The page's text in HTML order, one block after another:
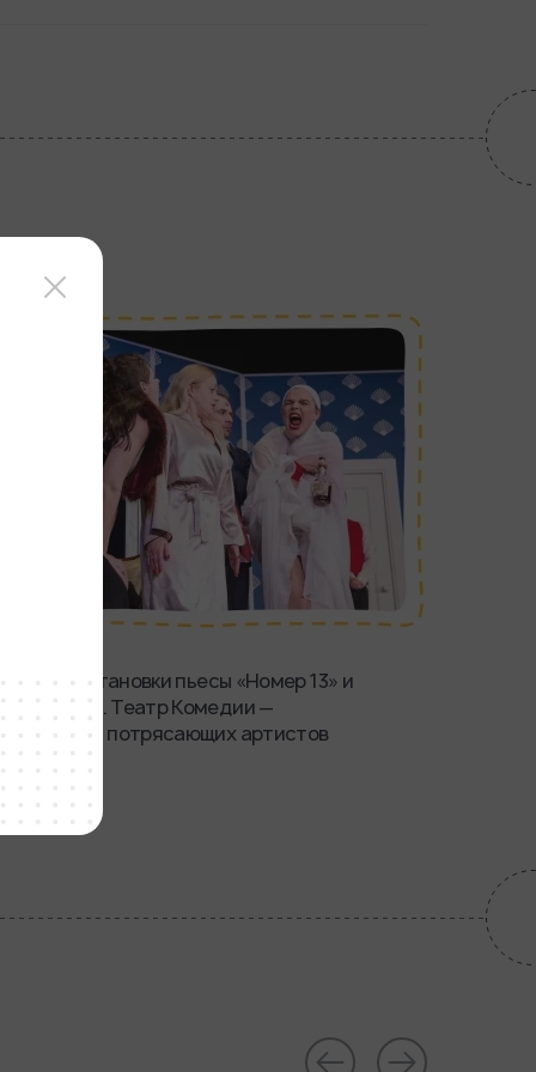
идеи постановки пьесы «Номер 13» и
день. Театр Комедии —
людей и потрясающих артистов